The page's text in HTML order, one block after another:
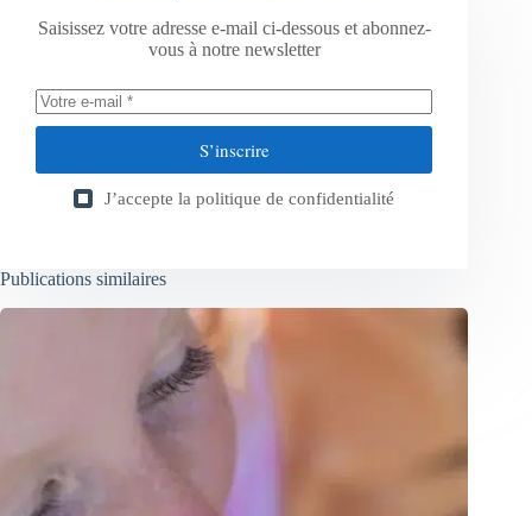
Saisissez votre adresse e-mail ci-dessous et abonnez-
vous à notre newsletter
S’inscrire
J’accepte la politique de confidentialité
Publications similaires